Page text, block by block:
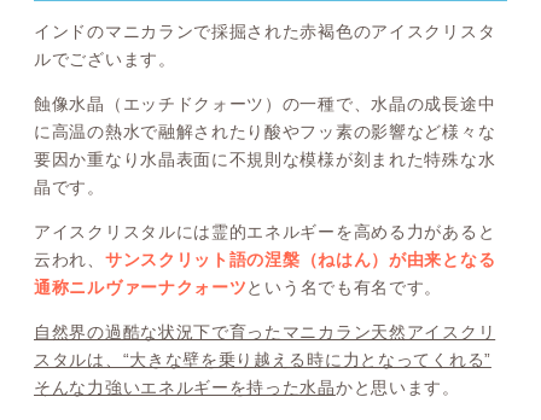
インドのマニカランで採掘された赤褐色のアイスクリスタ
ルでございます。
蝕像水晶（エッチドクォーツ）の一種で、水晶の成長途中
に高温の熱水で融解されたり酸やフッ素の影響など様々な
要因か重なり水晶表面に不規則な模様が刻まれた特殊な水
晶です。
アイスクリスタルには霊的エネルギーを高める力があると
云われ、 サンスクリット語の涅槃（ねはん）が由来となる
通称ニルヴァーナクォーツという名でも有名です。
自然界の過酷な状況下で育ったマニカラン天然アイスクリ
スタルは、“大きな壁を乗り越える時に力となってくれる”
そんな力強いエネルギーを持った水晶かと思います。